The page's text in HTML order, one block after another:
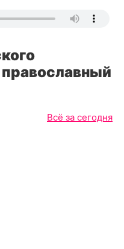
Всё за сегодня